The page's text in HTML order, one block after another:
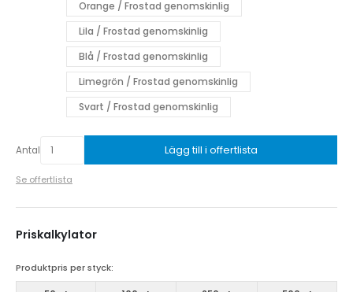
Orange / Frostad genomskinlig
Lila / Frostad genomskinlig
Blå / Frostad genomskinlig
Limegrön / Frostad genomskinlig
Svart / Frostad genomskinlig
Antal Lägg till i offertlista
Se offertlista
Priskalkylator
Produktpris per styck: